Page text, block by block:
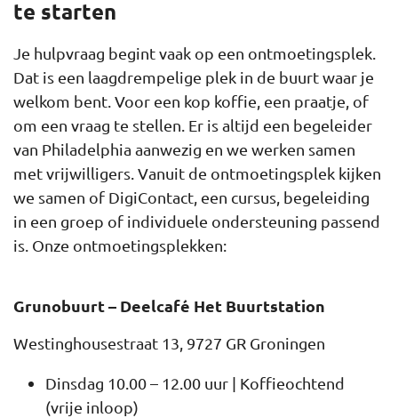
te starten
Je hulpvraag begint vaak op een ontmoetingsplek.
Dat is een laagdrempelige plek in de buurt waar je
welkom bent. Voor een kop koffie, een praatje, of
om een vraag te stellen. Er is altijd een begeleider
van Philadelphia aanwezig en we werken samen
met vrijwilligers. Vanuit de ontmoetingsplek kijken
we samen of DigiContact, een cursus, begeleiding
in een groep of individuele ondersteuning passend
is. Onze ontmoetingsplekken:
Grunobuurt – Deelcafé Het Buurtstation
Westinghousestraat 13, 9727 GR Groningen
Dinsdag 10.00 – 12.00 uur | Koffieochtend
(vrije inloop)